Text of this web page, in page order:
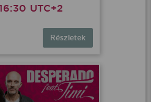
UTC+2
Részletek